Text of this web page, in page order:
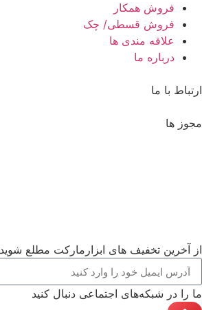
فروش همکار
فروش قسطی/ چک
علاقه مندی ها
درباره ما
ارتباط با ما
مجوز ها
از آخرین تخفیف های ابزارمارکت مطلع شوید
ما را در شبکه‌های اجتماعی دنبال کنید